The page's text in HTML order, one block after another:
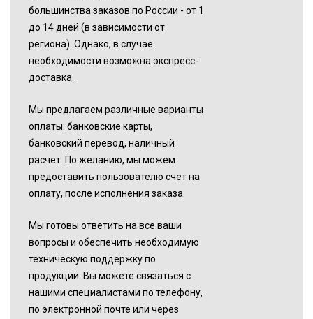
большинства заказов по России - от 1
до 14 дней (в зависимости от
региона). Однако, в случае
необходимости возможна экспресс-
доставка.
Мы предлагаем различные варианты
оплаты: банковские карты,
банковский перевод, наличный
расчет. По желанию, мы можем
предоставить пользователю счет на
оплату, после исполнения заказа.
Мы готовы ответить на все ваши
вопросы и обеспечить необходимую
техническую поддержку по
продукции. Вы можете связаться с
нашими специалистами по телефону,
по электронной почте или через